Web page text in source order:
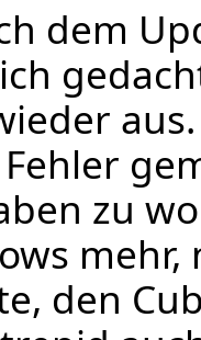
dem
zu
mehr,
den